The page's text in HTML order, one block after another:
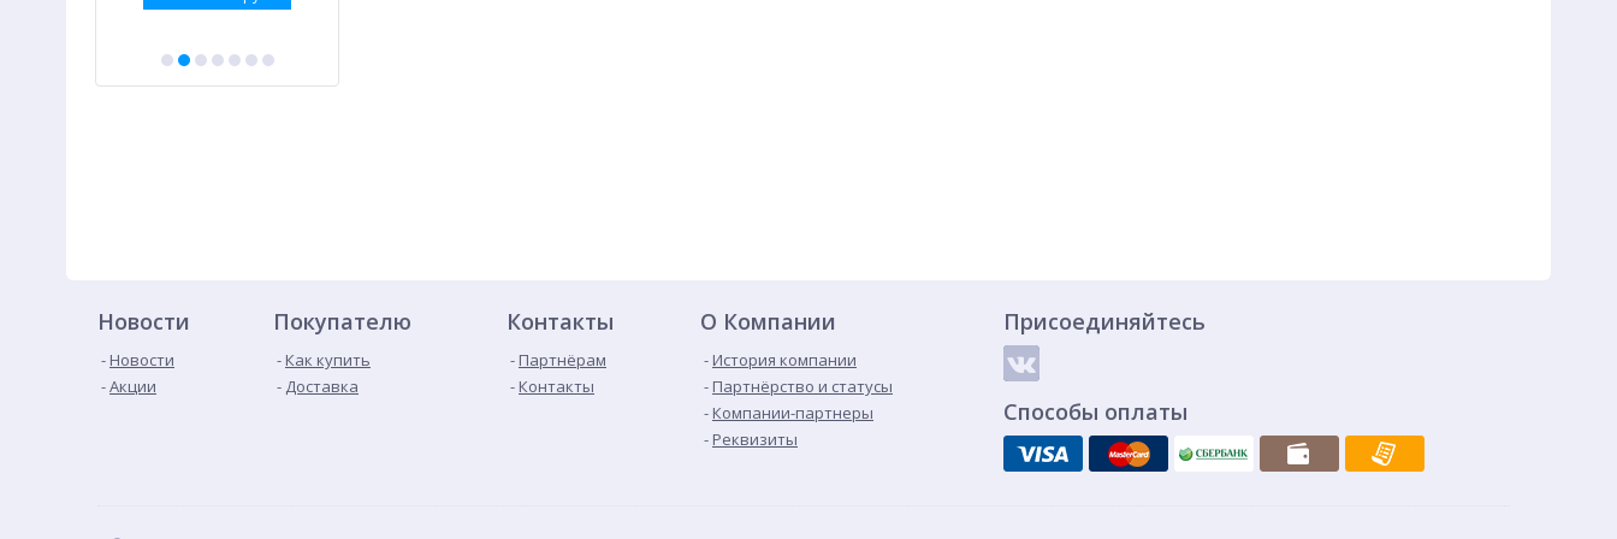
Новости
Новости
Акции
Покупателю
Как купить
Доставка
Контакты
Партнёрам
Контакты
О Компании
История компании
Партнёрство и статусы
Компании-партнеры
Реквизиты
Присоединяйтесь
Способы оплаты